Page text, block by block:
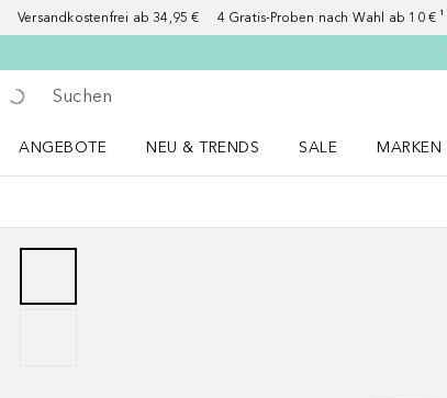
Versandkostenfrei ab 34,95 € 4 Gratis-Proben nach Wahl ab 10 € ¹
Gehe zurück
Suche ausführen
ANGEBOTE
NEU & TRENDS
SALE
MARKEN